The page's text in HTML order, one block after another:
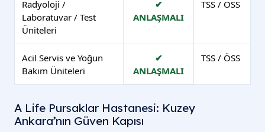
Radyoloji /
Laboratuvar / Test
Üniteleri
✔
ANLAŞMALI
TSS / ÖSS
Acil Servis ve Yoğun
Bakım Üniteleri
✔
ANLAŞMALI
TSS / ÖSS
A Life Pursaklar Hastanesi: Kuzey
Ankara’nın Güven Kapısı